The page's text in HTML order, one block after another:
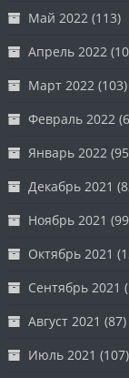
Май 2022 (113)
Апрель 2022
Март 2022 (103)
Февраль 2022
Январь 2022
Декабрь 2021
Ноябрь 2021
Октябрь 2021
Сентябрь 2021
Август 2021 (87)
Июль 2021 (107)